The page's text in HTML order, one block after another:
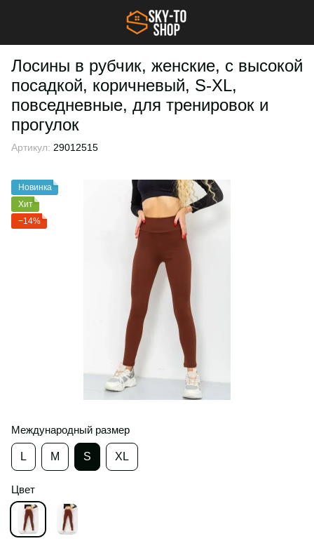
Лосины в рубчик, женские, с высокой
посадкой, коричневый, S-XL,
повседневные, для тренировок и
прогулок
Артикул: 29012515
Новинка
Хит
−14%
Международный размер
L M S XL
Цвет